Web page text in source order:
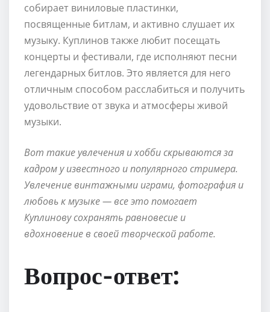
собирает виниловые пластинки,
посвященные битлам, и активно слушает их
музыку. Куплинов также любит посещать
концерты и фестивали, где исполняют песни
легендарных битлов. Это является для него
отличным способом расслабиться и получить
удовольствие от звука и атмосферы живой
музыки.
Вот такие увлечения и хобби скрываются за
кадром у известного и популярного стримера.
Увлечение винтажными играми, фотография и
любовь к музыке — все это помогает
Куплинову сохранять равновесие и
вдохновение в своей творческой работе.
Вопрос-ответ: